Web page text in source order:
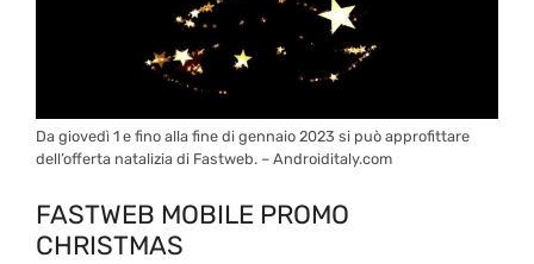
Da giovedì 1 e fino alla fine di gennaio 2023 si può approfittare
dell’offerta natalizia di Fastweb. – Androiditaly.com
FASTWEB MOBILE PROMO
CHRISTMAS